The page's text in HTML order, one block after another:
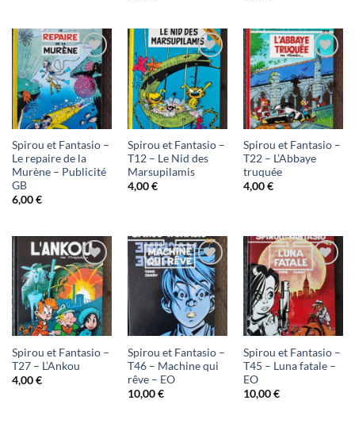
Ajouter
à ma
liste
Spirou et Fantasio –
Le repaire de la
Murène – Publicité
GB
6,00€
Ajouter
à ma
liste
Spirou et Fantasio –
T12 – Le Nid des
Marsupilamis
4,00€
Ajouter
à ma
liste
Spirou et Fantasio –
T22 – L’Abbaye
truquée
4,00€
Ajouter
à ma
liste
Spirou et Fantasio –
T27 – L’Ankou
4,00€
Ajouter
à ma
liste
Spirou et Fantasio –
T46 – Machine qui
rêve – EO
10,00€
Ajouter
à ma
liste
Spirou et Fantasio –
T45 – Luna fatale –
EO
10,00€